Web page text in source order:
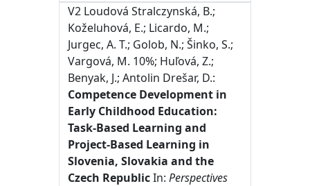
V2 Loudová Stralczynská, B.;
Koželuhová, E.; Licardo, M.;
Jurgec, A. T.; Golob, N.; Šinko, S.;
Vargová, M. 10%; Huľová, Z.;
Benyak, J.; Antolin Drešar, D.:
Competence Development in
Early Childhood Education:
Task-Based Learning and
Project-Based Learning in
Slovenia, Slovakia and the
Czech RepublicIn: Perspectives